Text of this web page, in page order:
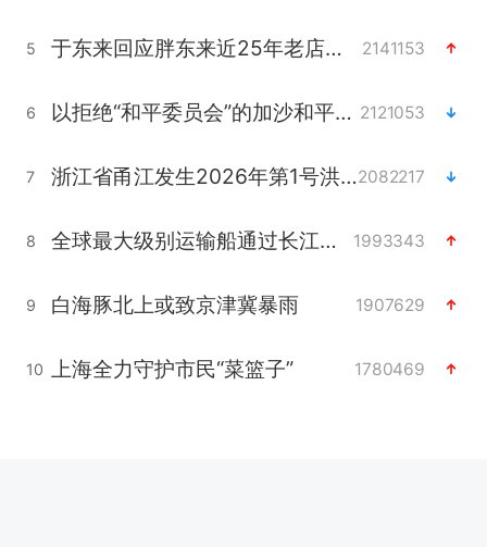
5 于东来回应胖东来近25年老店年底关闭 2141153
6 以拒绝“和平委员会”的加沙和平计划 2121053
7 浙江省甬江发生2026年第1号洪水2082217
8 全球最大级别运输船通过长江大桥 1993343
9 白海豚北上或致京津冀暴雨 1907629
10 上海全力守护市民“菜篮子” 1780469